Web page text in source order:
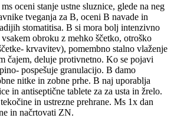
oceni stanje ustne sluznice, glede na neg
tveganja za B, oceni B navade in
stomatitisa. B si mora bolj intenzivno
obroku z mehko ščetko, otroško
krvavitev), pomembno stalno vlaženje
čajem, deluje protivnetno. Ko se pojavi
pospešuje granulacijo. B damo
nitke in zobne prhe. B naj uporablja
in antiseptične tablete za za usta in žrelo.
in ustrezne prehrane. Ms 1x dan
in načrtovati ZN.